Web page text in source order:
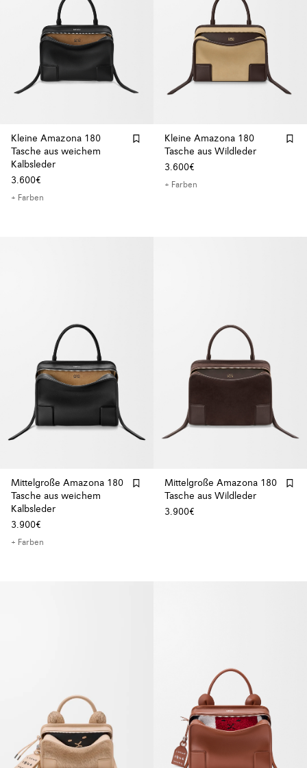
Kleine Amazona 180
Tasche aus weichem
Kalbsleder
3.600€
+ Farben
Kleine Amazona 180
Tasche aus Wildleder
3.600€
+ Farben
Mittelgroße Amazona 180
Tasche aus weichem
Kalbsleder
3.900€
+ Farben
Mittelgroße Amazona 180
Tasche aus Wildleder
3.900€